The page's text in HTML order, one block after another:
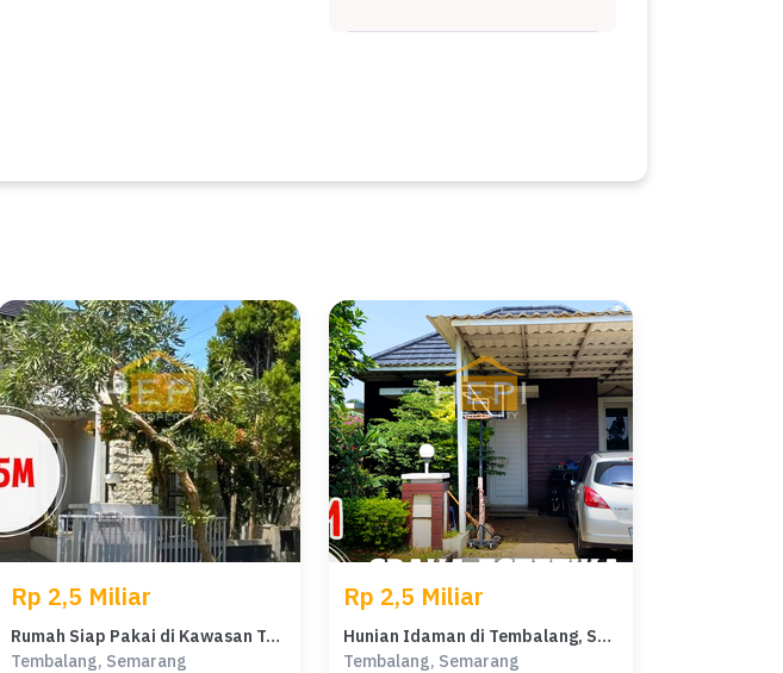
Rp 2,5 Miliar
Rumah Siap Pakai di Kawasan Tembalang, Semarang, LT 144m²
Tembalang, Semarang
Rp 2,5 Miliar
Hunian Idaman di Tembalang, Semarang, 3 KT, Harga 2,5 Miliar
Tembalang, Semarang